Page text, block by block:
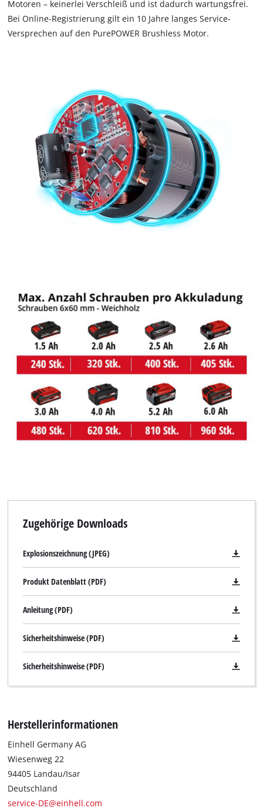
Wir benötigen deine Zustimmung, um
Google Maps laden zu können!
This content is not permitted to load due
to the list of technologies used.
Powered byUsercentrics Consent
Management Platform
Motoren – keinerlei Verschleiß und ist dadurch wartungsfrei.
Bei Online-Registrierung gilt ein 10 Jahre langes Service-
Versprechen auf den PurePOWER Brushless Motor.
Zugehörige Downloads
Explosionszeichnung (JPEG)
Produkt Datenblatt (PDF)
Anleitung (PDF)
Sicherheitshinweise (PDF)
Sicherheitshinweise (PDF)
Herstellerinformationen
Einhell Germany AG
Wiesenweg 22
94405 Landau/Isar
Deutschland
service-DE@einhell.com